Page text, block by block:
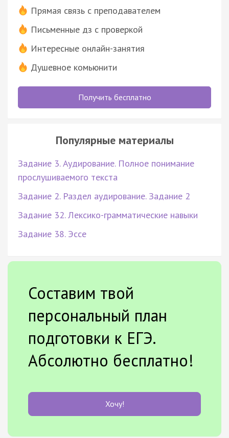
Прямая связь с преподавателем
Письменные дз с проверкой
Интересные онлайн-занятия
Душевное комьюнити
Получить бесплатно
Популярные материалы
Задание 3. Аудирование. Полное понимание
прослушиваемого текста
Задание 2. Раздел аудирование. Задание 2
Задание 32. Лексико-грамматические навыки
Задание 38. Эссе
Составим твой
персональный план
подготовки к ЕГЭ.
Абсолютно бесплатно!
Хочу!